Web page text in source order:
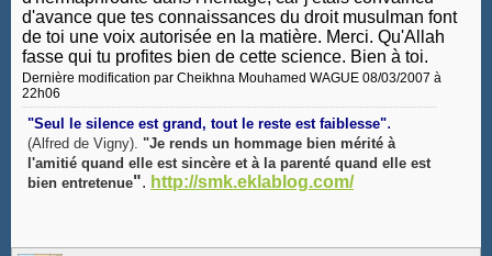
d'avance que tes connaissances du droit musulman font
de toi une voix autorisée en la matière. Merci. Qu'Allah
fasse qui tu profites bien de cette science. Bien à toi.
Dernière modification par Cheikhna Mouhamed WAGUE 08/03/2007 à
22h06
"Seul le silence est grand, tout le reste est faiblesse".
(Alfred de Vigny). "Je rends un hommage bien mérité à
l'amitié quand elle est sincère et à la parenté quand elle est
bien entretenue". http://smk.eklablog.com/